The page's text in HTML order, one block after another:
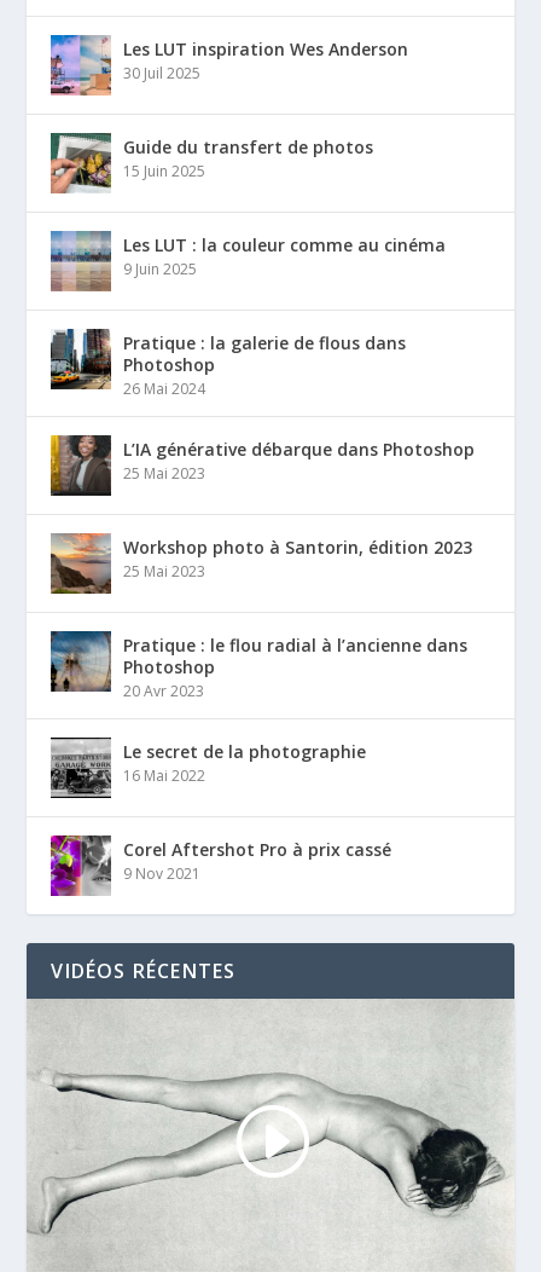
Les LUT inspiration Wes Anderson
30 Juil 2025
Guide du transfert de photos
15 Juin 2025
Les LUT : la couleur comme au cinéma
9 Juin 2025
Pratique : la galerie de flous dans
Photoshop
26 Mai 2024
L’IA générative débarque dans Photoshop
25 Mai 2023
Workshop photo à Santorin, édition 2023
25 Mai 2023
Pratique : le flou radial à l’ancienne dans
Photoshop
20 Avr 2023
Le secret de la photographie
16 Mai 2022
Corel Aftershot Pro à prix cassé
9 Nov 2021
VIDÉOS RÉCENTES